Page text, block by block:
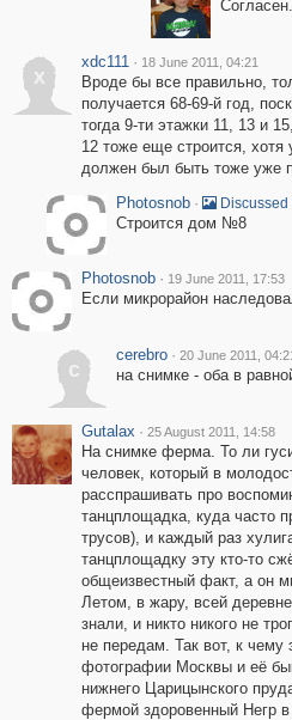
Согласен.
x
xdc111 · 18 June 2011, 04:21
Вроде бы все правильно,
получается 68-69-й год,
тогда 9-ти этажки 11, 13 и
12 тоже еще строится,
должен был быть тоже уже
Photosnob ·
Строится дом №8
Photosnob · 19 June 2011, 17:53
Если микрорайон
c
cerebro · 20 June 2011,
на снимке - оба в
Gutalax · 25 August 2011, 14:58
На снимке ферма. То ли
человек, который в
расспрашивать про
танцплощадка, куда часто
трусов), и каждый раз
танцплощадку эту кто-то
общеизвестный факт, а он
Летом, в жару, всей
знали, и никто никого не
не передам. Так вот, к чему
фотографии Москвы и её
нижнего Царицынского
фермой здоровенный Негр